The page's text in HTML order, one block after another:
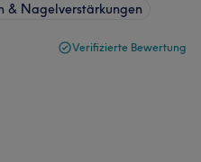
& Nagelverstärkungen
Verifizierte Bewertung